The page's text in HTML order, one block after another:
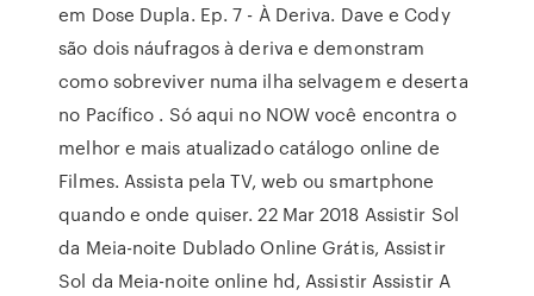
em Dose Dupla. Ep. 7 - À Deriva. Dave e Cody
são dois náufragos à deriva e demonstram
como sobreviver numa ilha selvagem e deserta
no Pacífico . Só aqui no NOW você encontra o
melhor e mais atualizado catálogo online de
Filmes. Assista pela TV, web ou smartphone
quando e onde quiser. 22 Mar 2018 Assistir Sol
da Meia-noite Dublado Online Grátis, Assistir
Sol da Meia-noite online hd, Assistir Assistir A